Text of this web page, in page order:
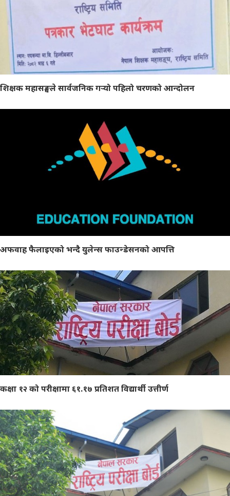
शिक्षक महासङ्घले सार्वजनिक गर्‍यो पहिलो चरणको आन्दोलन
अफवाह फैलाइएको भन्दै युलेन्स फाउन्डेसनको आपत्ति
कक्षा १२ को परीक्षामा ६१.१७ प्रतिशत विद्यार्थी उत्तीर्ण